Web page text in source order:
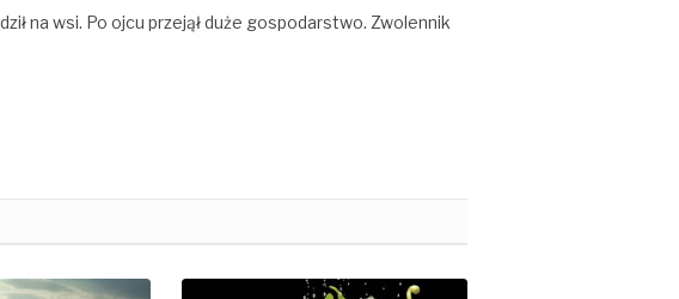
na wsi. Po ojcu przejął duże gospodarstwo. Zwolennik